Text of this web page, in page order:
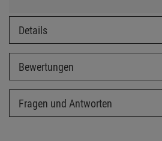
Details
Bewertungen
Fragen und Antworten